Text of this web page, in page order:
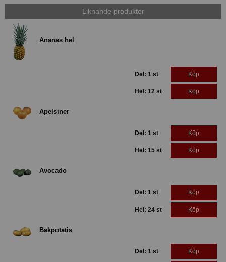
Liknande produkter
Ananas hel
Del: 1 st Köp
Hel: 12 st Köp
Apelsiner
Del: 1 st Köp
Hel: 15 st Köp
Avocado
Del: 1 st Köp
Hel: 24 st Köp
Bakpotatis
Del: 1 st Köp